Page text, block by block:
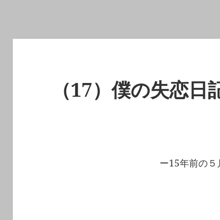
（17）僕の失恋日
ー15年前の５